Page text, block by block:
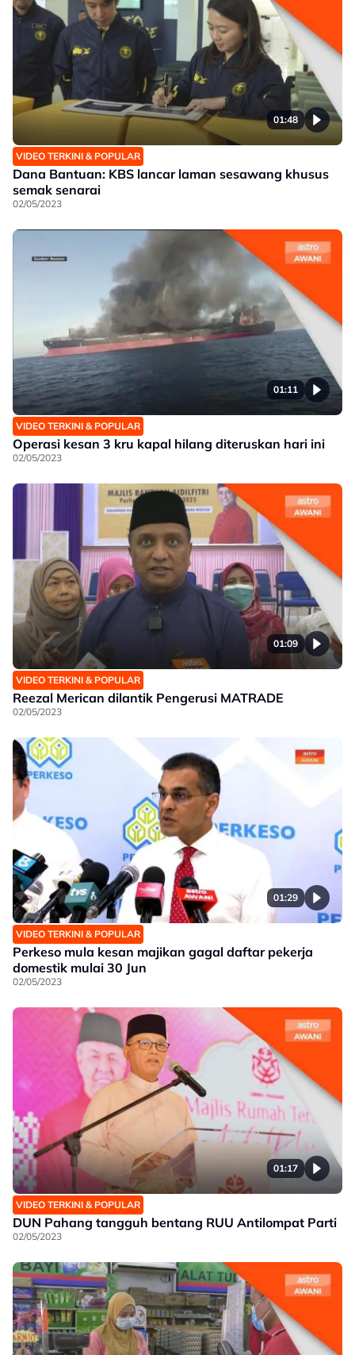
01:48
VIDEO TERKINI & POPULAR
Dana Bantuan: KBS lancar laman sesawang khusus
semak senarai
02/05/2023
01:11
VIDEO TERKINI & POPULAR
Operasi kesan 3 kru kapal hilang diteruskan hari ini
02/05/2023
01:09
VIDEO TERKINI & POPULAR
Reezal Merican dilantik Pengerusi MATRADE
02/05/2023
01:29
VIDEO TERKINI & POPULAR
Perkeso mula kesan majikan gagal daftar pekerja
domestik mulai 30 Jun
02/05/2023
01:17
VIDEO TERKINI & POPULAR
DUN Pahang tangguh bentang RUU Antilompat Parti
02/05/2023